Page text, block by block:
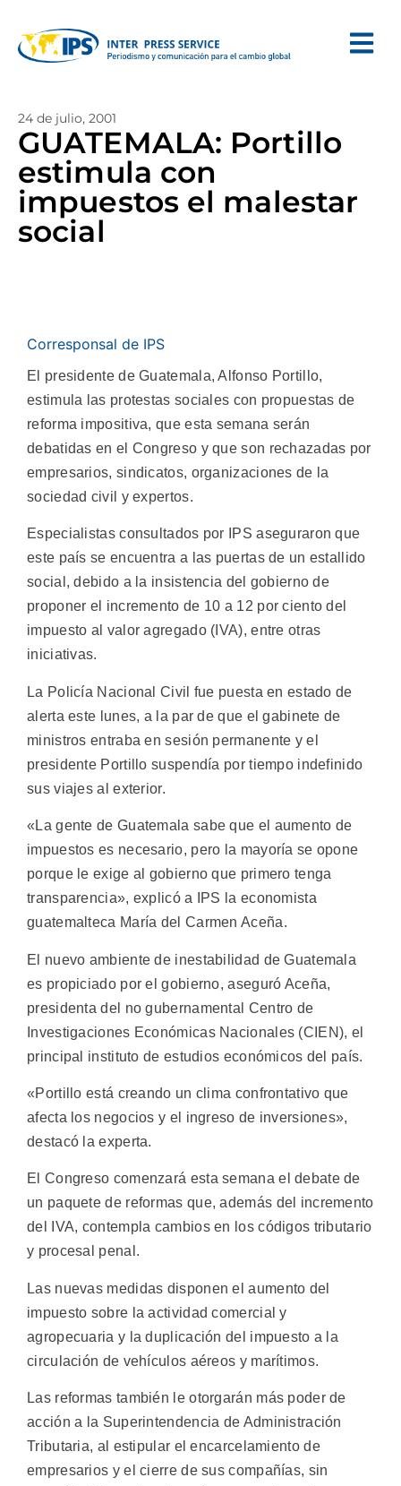
24 de julio, 2001
GUATEMALA: Portillo
estimula con
impuestos el malestar
social
Corresponsal de IPS
El presidente de Guatemala, Alfonso Portillo,
estimula las protestas sociales con propuestas de
reforma impositiva, que esta semana serán
debatidas en el Congreso y que son rechazadas por
empresarios, sindicatos, organizaciones de la
sociedad civil y expertos.
Especialistas consultados por IPS aseguraron que
este país se encuentra a las puertas de un estallido
social, debido a la insistencia del gobierno de
proponer el incremento de 10 a 12 por ciento del
impuesto al valor agregado (IVA), entre otras
iniciativas.
La Policía Nacional Civil fue puesta en estado de
alerta este lunes, a la par de que el gabinete de
ministros entraba en sesión permanente y el
presidente Portillo suspendía por tiempo indefinido
sus viajes al exterior.
«La gente de Guatemala sabe que el aumento de
impuestos es necesario, pero la mayoría se opone
porque le exige al gobierno que primero tenga
transparencia», explicó a IPS la economista
guatemalteca María del Carmen Aceña.
El nuevo ambiente de inestabilidad de Guatemala
es propiciado por el gobierno, aseguró Aceña,
presidenta del no gubernamental Centro de
Investigaciones Económicas Nacionales (CIEN), el
principal instituto de estudios económicos del país.
«Portillo está creando un clima confrontativo que
afecta los negocios y el ingreso de inversiones»,
destacó la experta.
El Congreso comenzará esta semana el debate de
un paquete de reformas que, además del incremento
del IVA, contempla cambios en los códigos tributario
y procesal penal.
Las nuevas medidas disponen el aumento del
impuesto sobre la actividad comercial y
agropecuaria y la duplicación del impuesto a la
circulación de vehículos aéreos y marítimos.
Las reformas también le otorgarán más poder de
acción a la Superintendencia de Administración
Tributaria, al estipular el encarcelamiento de
empresarios y el cierre de sus compañías, sin